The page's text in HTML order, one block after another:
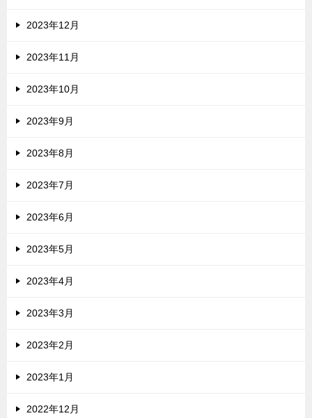
2023年12月
2023年11月
2023年10月
2023年9月
2023年8月
2023年7月
2023年6月
2023年5月
2023年4月
2023年3月
2023年2月
2023年1月
2022年12月